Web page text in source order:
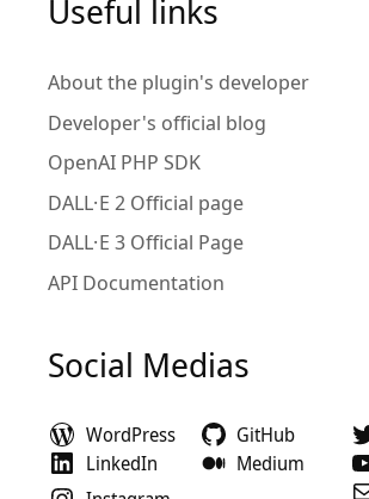
Useful links
About the plugin's developer
Developer's official blog
OpenAI PHP SDK
DALL·E 2 Official page
DALL·E 3 Official Page
API Documentation
Social Medias
WordPress GitHub
LinkedIn
Medium